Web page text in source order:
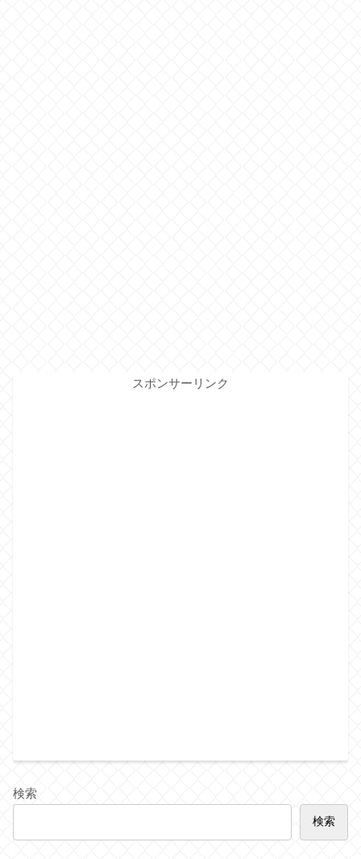
スポンサーリンク
検索
検索